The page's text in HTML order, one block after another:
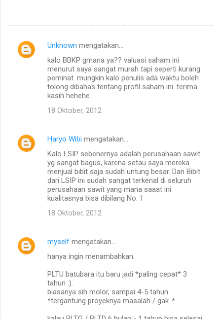
K
r
Unknown mengatakan…
kalo BBKP gmana ya?? valuasi saham ini
menurut saya sangat murah tapi seperti kurang
peminat. mungkin kalo penulis ada waktu boleh
tolong dibahas tentang profil saham ini. terima
kasih hehehe
18 Oktober, 2012
Haryo Wibi mengatakan…
Kalo LSIP sebenernya adalah perusahaan sawit
yg sangat bagus, karena setau saya mereka
menjual bibit saja sudah untung besar. Dan Bibit
dari LSIP ini sudah sangat terkenal di seluruh
perusahaan sawit yang mana saaat ini
kualitasnya bisa dibilang No. 1
18 Oktober, 2012
myself mengatakan…
hanya ingin menambahkan.
PLTU batubara itu baru jadi *paling cepat* 3
tahun :).
biasanya sih molor, sampai 4-5 tahun
*tergantung proyeknya masalah / gak..*